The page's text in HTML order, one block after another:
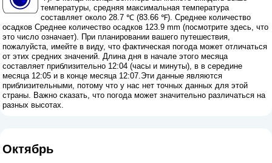
температуры, средняя максимальная температура
составляет около 28.7 ℃ (83.66 ℉). Среднее количество
осадков Среднее количество осадков 123.9 mm (посмотрите здесь, что
это число означает). При планировании вашего путешествия,
пожалуйста, имейте в виду, что фактическая погода может отличаться
от этих средних значений. Длина дня в начале этого месяца
составляет приблизительно 12:04 (часы и минуты), в в середине
месяца 12:05 и в конце месяца 12:07.Эти данные являются
приблизительными, потому что у нас нет точных данных для этой
страны. Важно сказать, что погода может значительно различаться на
разных высотах.
Октябрь